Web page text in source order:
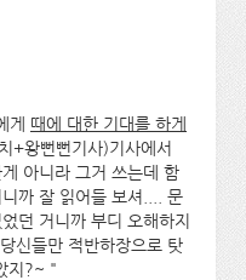
게 때에 대한 기대를 하게
+왕뻔뻔기사)기사에서
아니라 그거 쓰는데 함
까 잘 읽어들 보셔.... 문
던 거니까 부디 오해하지
신들만 적반하장으로 탓
지?~ "